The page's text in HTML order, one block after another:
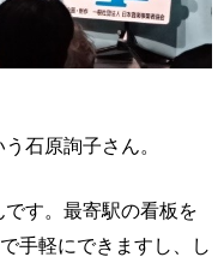
石原詢子さん。
です。最寄駅の看板を
手軽にできますし、し